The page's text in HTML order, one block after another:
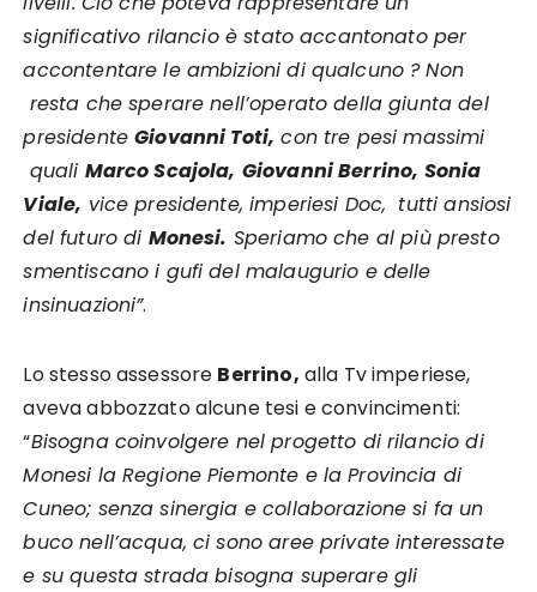
significativo rilancio è stato accantonato per
accontentare le ambizioni di qualcuno ? Non
resta che sperare nell’operato della giunta del
presidenteGiovanni Toti, con tre pesi massimi
quali Marco Scajola, Giovanni Berrino, Sonia
Viale, vice presidente, imperiesi Doc, tutti ansiosi
del futuro di Monesi. Speriamo che al più presto
smentiscano i gufi del malaugurio e delle
insinuazioni”.
Lo stesso assessore Berrino, alla Tv imperiese,
aveva abbozzato alcune tesi e convincimenti:
“Bisogna coinvolgere nel progetto di rilancio di
Monesi la Regione Piemonte e la Provincia di
Cuneo; senza sinergia e collaborazione si fa un
buco nell’acqua, ci sono aree private interessate
e su questa strada bisogna superare gli